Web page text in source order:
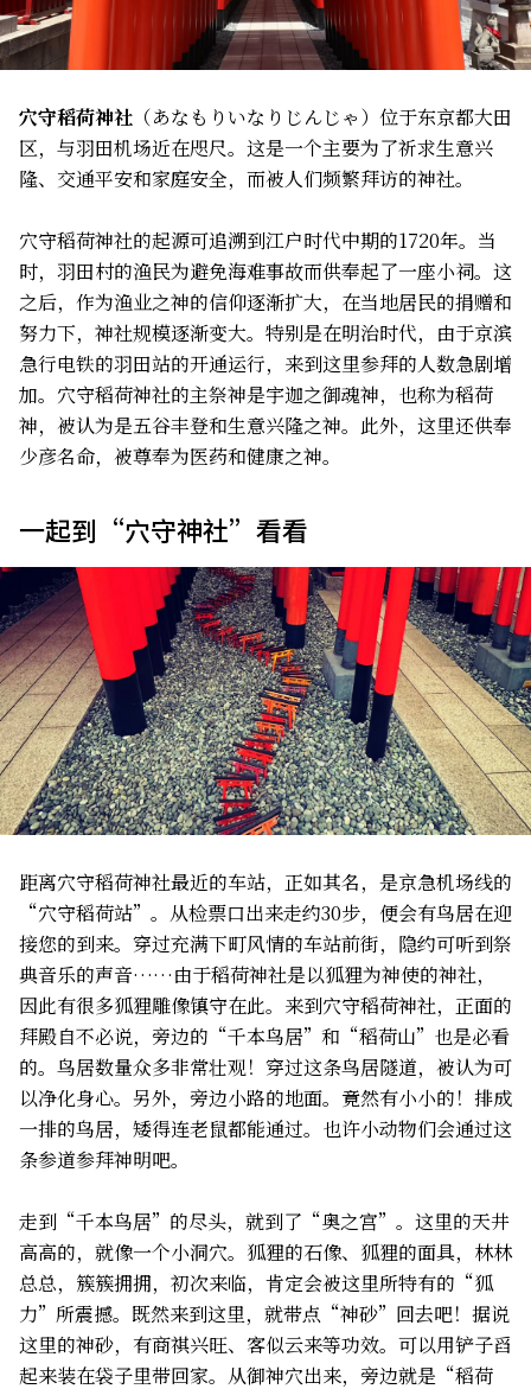
穴守稻荷神社 （あなもりいなりじんじゃ）位于东京都大田
区，与羽田机场近在咫尺。这是一个主要为了祈求生意兴
隆、交通平安和家庭安全，而被人们频繁拜访的神社。
穴守稻荷神社的起源可追溯到江户时代中期的1720年。当
时，羽田村的渔民为避免海难事故而供奉起了一座小祠。这
之后，作为渔业之神的信仰逐渐扩大，在当地居民的捐赠和
努力下，神社规模逐渐变大。特别是在明治时代，由于京滨
急行电铁的羽田站的开通运行，来到这里参拜的人数急剧增
加。穴守稻荷神社的主祭神是宇迦之御魂神，也称为稻荷
神，被认为是五谷丰登和生意兴隆之神。此外，这里还供奉
少彦名命，被尊奉为医药和健康之神。
一起到“穴守神社”看看
距离穴守稻荷神社最近的车站，正如其名，是京急机场线的
“穴守稻荷站”。从检票口出来走约30步，便会有鸟居在迎
接您的到来。穿过充满下町风情的车站前街，隐约可听到祭
典音乐的声音……由于稻荷神社是以狐狸为神使的神社，
因此有很多狐狸雕像镇守在此。来到穴守稻荷神社，正面的
拜殿自不必说，旁边的“千本鸟居”和“稻荷山”也是必看
的。鸟居数量众多非常壮观！穿过这条鸟居隧道，被认为可
以净化身心。另外，旁边小路的地面。竟然有小小的！排成
一排的鸟居，矮得连老鼠都能通过。也许小动物们会通过这
条参道参拜神明吧。
走到“千本鸟居”的尽头，就到了“奥之宫”。这里的天井
高高的，就像一个小洞穴。狐狸的石像、狐狸的面具，林林
总总，簇簇拥拥，初次来临，肯定会被这里所特有的“狐
力”所震撼。既然来到这里，就带点“神砂”回去吧！据说
这里的神砂，有商祺兴旺、客似云来等功效。可以用铲子舀
起来装在袋子里带回家。从御神穴出来，旁边就是“稻荷